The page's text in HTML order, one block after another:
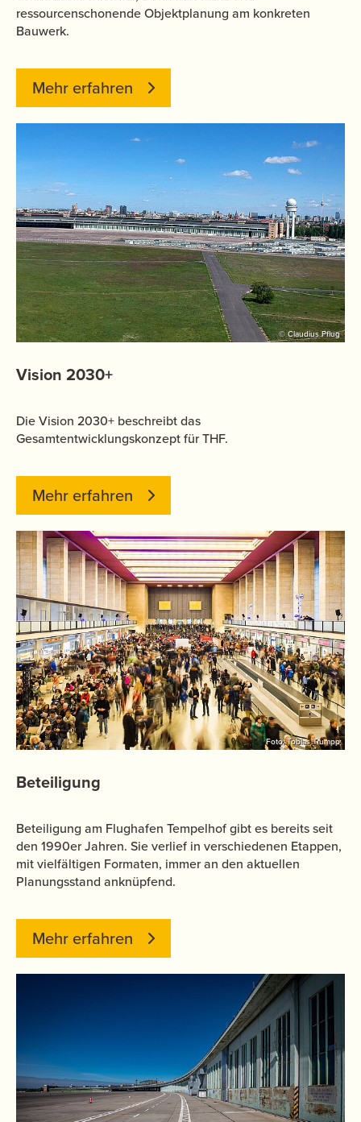
ressourcenschonende Objektplanung am konkreten
Bauwerk.
Mehr erfahren
© Claudius Pflug
Vision 2030+
Die Vision 2030+ beschreibt das
Gesamtentwicklungskonzept für THF.
Mehr erfahren
Foto: Tobias Trumpp
Beteiligung
Beteiligung am Flughafen Tempelhof gibt es bereits seit
den 1990er Jahren. Sie verlief in verschiedenen Etappen,
mit vielfältigen Formaten, immer an den aktuellen
Planungsstand anknüpfend.
Mehr erfahren